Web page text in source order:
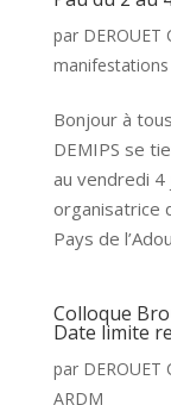
par DEROUET
manifestations
Bonjour à
DEMIPS se
au vendredi 4
organisatrice
Pays de
Colloque
Date limite
par DEROUET
ARDM